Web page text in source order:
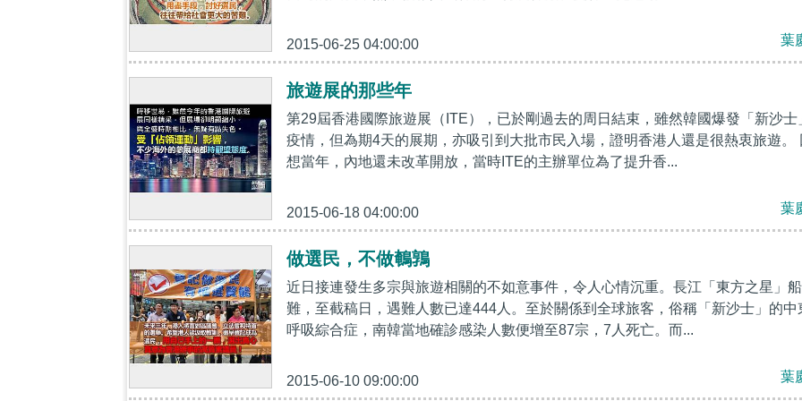
2015-06-25 04:00:00 葉
旅遊展的那些年
第29屆香港國際旅遊展（ITE），已於剛過去的周日結束，雖然韓國爆發「新沙士
疫情，但為期4天的展期，亦吸引到大批市民入場，證明香港人還是很熱衷旅遊。
想當年，內地還未改革開放，當時ITE的主辦單位為了提升香...
2015-06-18 04:00:00 葉
做選民，不做鵪鶉
近日接連發生多宗與旅遊相關的不如意事件，令人心情沉重。長江「東方之星」船
難，至截稿日，遇難人數已達444人。至於關係到全球旅客，俗稱「新沙士」的中
呼吸綜合症，南韓當地確診感染人數便增至87宗，7人死亡。而...
2015-06-10 09:00:00 葉